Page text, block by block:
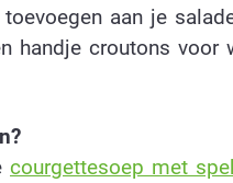
aan je
handje croutons
courgettesoep met